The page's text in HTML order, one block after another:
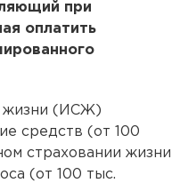
при
оплатить
жизни (ИСЖ)
средств (от 100
страховании жизни
(от 100 тыс.